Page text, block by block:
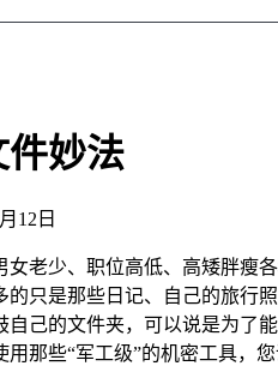
妙法
12日
老少、职位高低、高矮胖瘦
的只是那些日记、自己的旅行
己的文件夹，可以说是为了
那些“军工级”的机密工具，您